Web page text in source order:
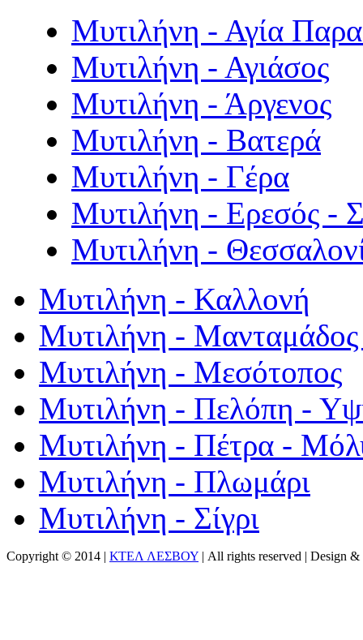
Μυτιλήνη - Αγία
Μυτιλήνη - Αγιάσος
Μυτιλήνη - Άργενος
Μυτιλήνη - Βατερά
Μυτιλήνη - Γέρα
Μυτιλήνη - Ερεσός -
Μυτιλήνη -
Μυτιλήνη - Καλλονή
Μυτιλήνη - Μανταμάδος
Μυτιλήνη - Μεσότοπος
Μυτιλήνη - Πελόπη -
Μυτιλήνη - Πέτρα -
Μυτιλήνη - Πλωμάρι
Μυτιλήνη - Σίγρι
Copyright © 2014 | ΚΤΕΛ ΛΕΣΒΟΥ | All rights reserved | Design &